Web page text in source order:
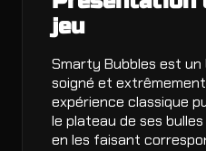
jeu
Smarty Bubbles est
soigné et
expérience classique
le plateau de ses
en les faisant